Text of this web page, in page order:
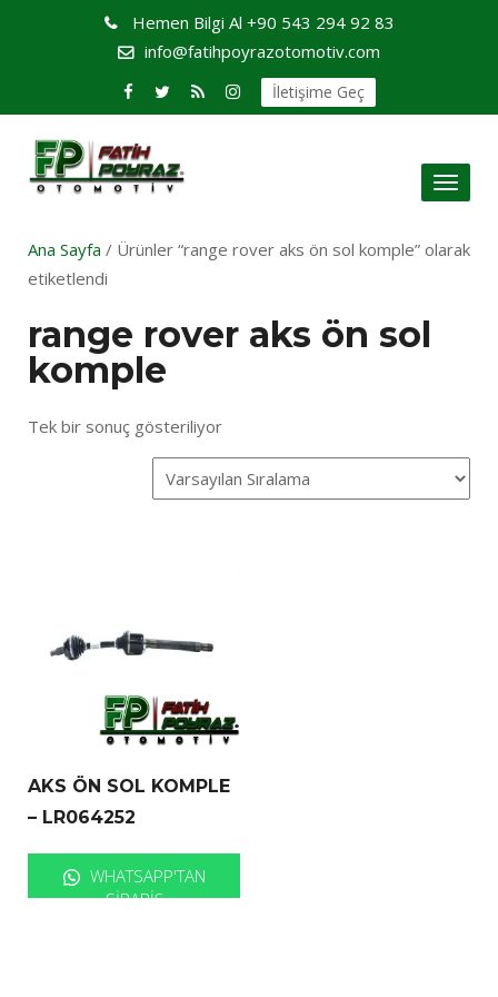
Hemen Bilgi Al +90 543 294 92 83
info@fatihpoyrazotomotiv.com
İletişime Geç
Toggle
Ana Sayfa / Ürünler “range rover aks ön sol komple” olarak
etiketlendi
range rover aks ön sol
komple
Tek bir sonuç gösteriliyor
AKS ÖN SOL KOMPLE
– LR064252
WHATSAPP'TAN
SIPARIŞ